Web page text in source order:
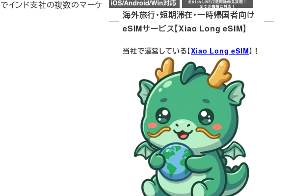
インド支社の複数のマーケ
海外旅行・短期滞在・一時帰国者向け
eSIMサービス【Xiao Long eSIM】
当社で運営している【Xiao Long eSIM】！